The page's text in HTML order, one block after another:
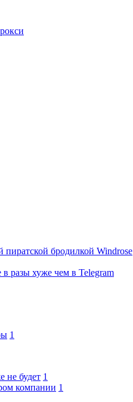
пиратской бродилкой Windrose
разы хуже чем в Telegram
1
не будет 1
компании 1